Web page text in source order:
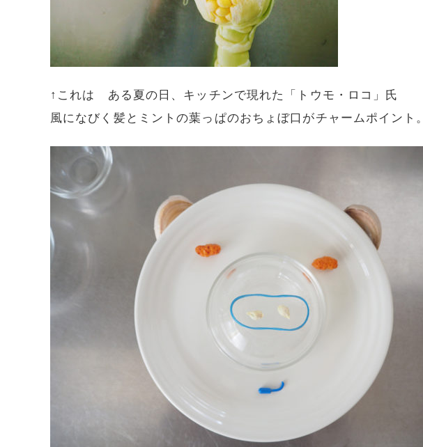
↑これは ある夏の日、キッチンで現れた「トウモ・ロコ」氏
風になびく髪とミントの葉っぱのおちょぼ口がチャームポイント。